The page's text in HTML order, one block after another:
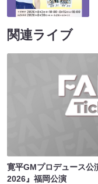
関連ライブ
寛平GMプロデュース公
2026』福岡公演